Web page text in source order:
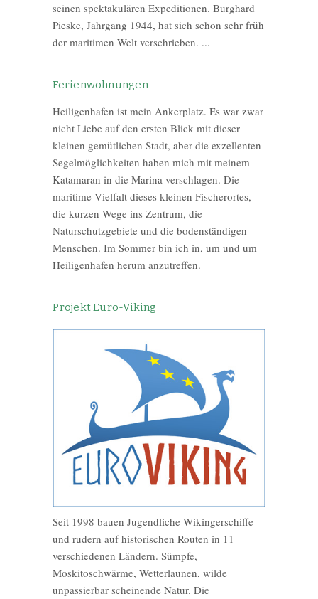
seinen spektakulären Expeditionen. Burghard
Pieske, Jahrgang 1944, hat sich schon sehr früh
der maritimen Welt verschrieben. ...
Ferienwohnungen
Heiligenhafen ist mein Ankerplatz. Es war zwar
nicht Liebe auf den ersten Blick mit dieser
kleinen gemütlichen Stadt, aber die exzellenten
Segelmöglichkeiten haben mich mit meinem
Katamaran in die Marina verschlagen. Die
maritime Vielfalt dieses kleinen Fischerortes,
die kurzen Wege ins Zentrum, die
Naturschutzgebiete und die bodenständigen
Menschen. Im Sommer bin ich in, um und um
Heiligenhafen herum anzutreffen.
Projekt Euro-Viking
Seit 1998 bauen Jugendliche Wikingerschiffe
und rudern auf historischen Routen in 11
verschiedenen Ländern. Sümpfe,
Moskitoschwärme, Wetterlaunen, wilde
unpassierbar scheinende Natur. Die